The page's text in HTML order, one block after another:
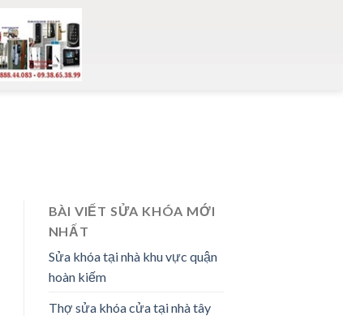
BÀI VIẾT SỬA KHÓA MỚI
NHẤT
Sửa khóa tại nhà khu vực quận
hoàn kiếm
Thợ sửa khóa cửa tại nhà tây